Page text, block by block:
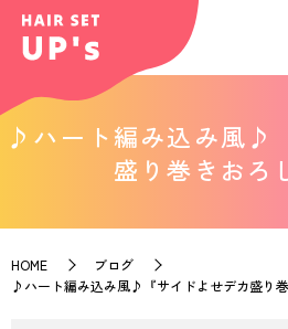
♪ハート編み込み風♪
盛り巻きおろ
HOME
ブログ
♪ハート編み込み風♪『サイドよせデカ盛り